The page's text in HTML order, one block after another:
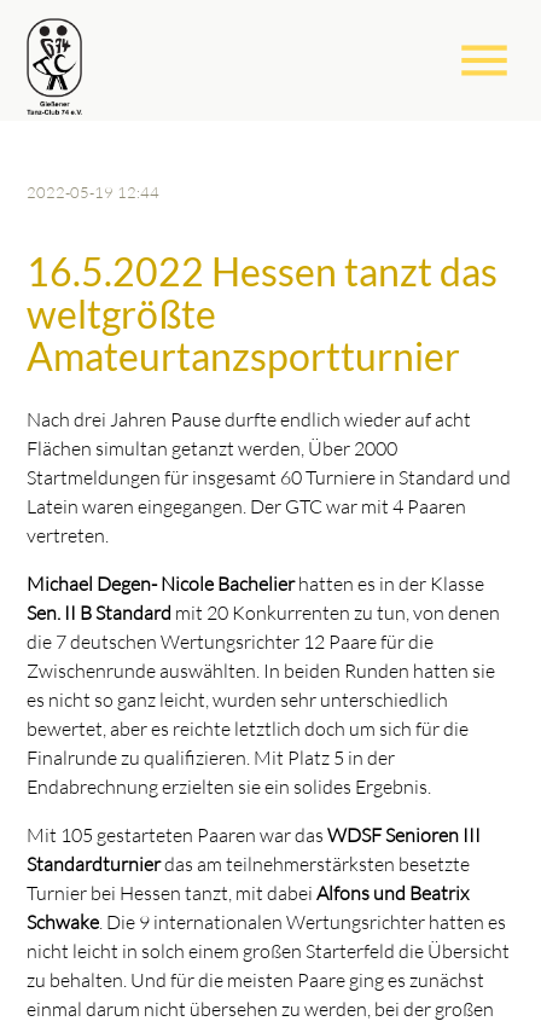
menu
2022-05-19 12:44
16.5.2022 Hessen tanzt das
weltgrößte
Amateurtanzsportturnier
Nach drei Jahren Pause durfte endlich wieder auf acht
Flächen simultan getanzt werden, Über 2000
Startmeldungen für insgesamt 60 Turniere in Standard und
Latein waren eingegangen. Der GTC war mit 4 Paaren
vertreten.
Michael Degen- Nicole Bachelierhatten es in der Klasse
Sen. II B Standard mit 20 Konkurrenten zu tun, von denen
die 7 deutschen Wertungsrichter 12 Paare für die
Zwischenrunde auswählten. In beiden Runden hatten sie
es nicht so ganz leicht, wurden sehr unterschiedlich
bewertet, aber es reichte letztlich doch um sich für die
Finalrunde zu qualifizieren. Mit Platz 5 in der
Endabrechnung erzielten sie ein solides Ergebnis.
Mit 105 gestarteten Paaren war dasWDSF Senioren III
Standardturnierdas am teilnehmerstärksten besetzte
Turnier bei Hessen tanzt, mit dabeiAlfons und Beatrix
Schwake . Die 9 internationalen Wertungsrichter hatten es
nicht leicht in solch einem großen Starterfeld die Übersicht
zu behalten. Und für die meisten Paare ging es zunächst
einmal darum nicht übersehen zu werden, bei der großen